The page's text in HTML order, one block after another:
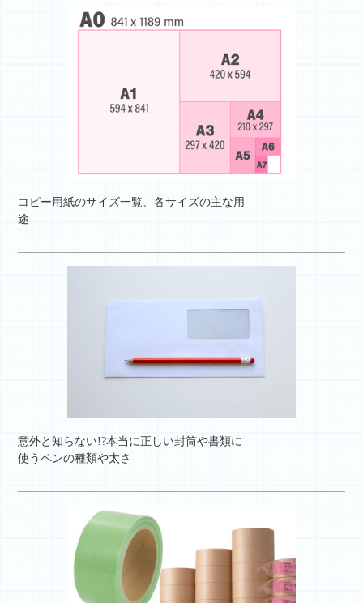
コピー用紙のサイズ一覧、各サイズの主な用
途
意外と知らない!?本当に正しい封筒や書類に
使うペンの種類や太さ